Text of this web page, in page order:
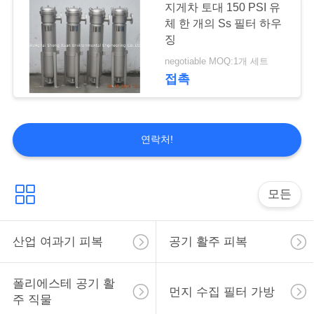
지게차 토대 150 PSI 유
체 한 개의 Ss 필터 하우
징
negotiable MOQ:1개 세트
접촉
연락처!
모든
산업 여과기 피복 공기 활주 피복
폴리에스테 공기 활
주 직물
먼지 수집 필터 가방